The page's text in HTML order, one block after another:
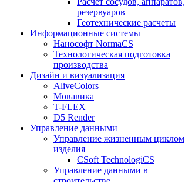
резервуаров
Геотехнические расчеты
Информационные системы
Нанософт NormaCS
Технологическая подготовка
производства
Дизайн и визуализация
AliveColors
Мовавика
T-FLEX
D5 Render
Управление данными
Управление жизненным циклом
изделия
CSoft TechnologiCS
Управление данными в